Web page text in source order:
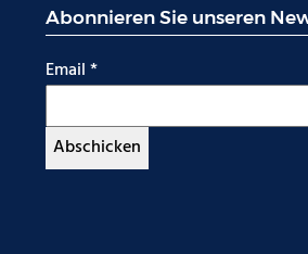
Abonnieren Sie unseren
Email *